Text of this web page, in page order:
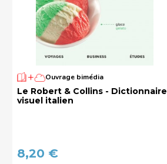
Ouvrage bimédia
Le Robert & Collins - Dictionnaire
visuel italien
8,20 €